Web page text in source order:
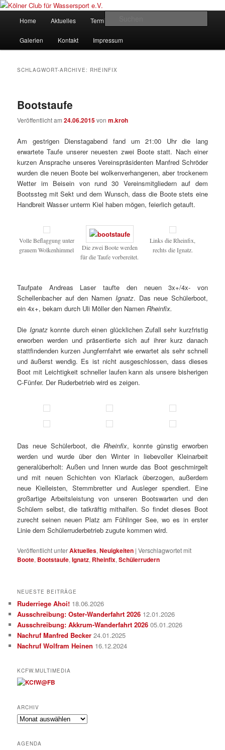
Zum
wechseln
Zum
wechselnKölner Club für Wassersport e.V.
gegründet 1907
Home Aktuelles Termine
Galerien Kontakt Impressum
SCHLAGWORT-ARCHIVE: RHEINFIX
Bootstaufe
Veröffentlicht am24.06.2015vonm.kroh
Am gestrigen Dienstagabend fand um 21:00 Uhr die lang
erwartete Taufe unserer neuesten zwei Boote statt. Nach einer
kurzen Ansprache unseres Vereinspräsidenten Manfred Schröder
wurden die neuen Boote bei wolkenverhangenen, aber trockenem
Wetter im Beisein von rund 30 Vereinsmitgliedern auf dem
Bootssteg mit Sekt und dem Wunsch, dass die Boote stets eine
Handbreit Wasser unterm Kiel haben mögen, feierlich getauft.
Volle Beflaggung unter
grauem Wolkenhimmel
Die zwei Boote werden
für die Taufe vorbereitet.
Links die Rheinfix,
rechts die Ignatz.
Taufpate Andreas Laser taufte den neuen 3x+/4x- von
Schellenbacher auf den Namen Ignatz. Das neue Schülerboot,
ein 4x+, bekam durch Uli Möller den NamenRheinfix.
Die Ignatzkonnte durch einen glücklichen Zufall sehr kurzfristig
erworben werden und präsentierte sich auf ihrer kurz danach
stattfindenden kurzen Jungfernfahrt wie erwartet als sehr schnell
und äußerst wendig. Es ist nicht ausgeschlossen, dass dieses
Boot mit Leichtigkeit schneller laufen kann als unsere bisherigen
C-Fünfer. Der Ruderbetrieb wird es zeigen.
Das neue Schülerboot, dieRheinfix, konnte günstig erworben
werden und wurde über den Winter in liebevoller Kleinarbeit
generalüberholt: Außen und Innen wurde das Boot geschmirgelt
und mit neuen Schichten von Klarlack überzogen, außerdem
neue Kielleisten, Stemmbretter und Ausleger spendiert. Eine
großartige Arbeitsleistung von unseren Bootswarten und den
Schülern selbst, die tatkräftig mithalfen. So findet dieses Boot
zurecht seinen neuen Platz am Fühlinger See, wo es in erster
Linie dem Schülerruderbetrieb zugute kommen wird.
Veröffentlicht unterAktuelles,Neuigkeiten |Verschlagwortet mit
Boote, Bootstaufe,Ignatz, Rheinfix,Schülerrudern
NEUESTE BEITRÄGE
Ruderriege Ahoi! 18.06.2026
Ausschreibung: Oster-Wanderfahrt 2026 12.01.2026
Ausschreibung: Akkrum-Wanderfahrt 2026 05.01.2026
Nachruf Manfred Becker 24.01.2025
Nachruf Wolfram Heinen 16.12.2024
KCFW.MULTIMEDIA
ARCHIV
Archiv
AGENDA